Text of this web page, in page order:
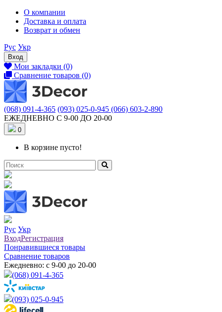
О компании
Доставка и оплата
Возврат и обмен
Рус Укр
Вход
Мои закладки (0)
Сравнение товаров (0)
(068) 091-4-365 (093) 025-0-945 (066) 603-2-890
ЕЖЕДНЕВНО С 9-00 ДО 20-00
0
В корзине пусто!
Рус Укр
ВходРегистрация
Понравившиеся товары
Сравнение товаров
Ежедневно: с 9-00 до 20-00
(068) 091-4-365
(093) 025-0-945